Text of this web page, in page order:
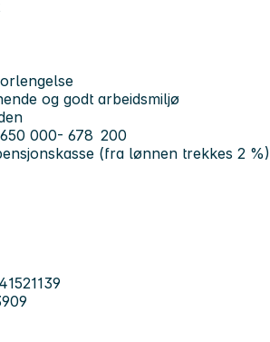
og godt arbeidsmiljø
000- 678 200
(fra lønnen trekkes 2 %)